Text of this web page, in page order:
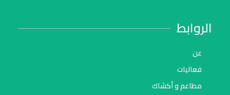
الروابط
عن
فعاليات
مطاعم و أكشاك